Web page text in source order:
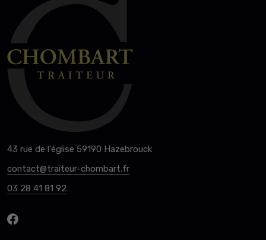
43 rue de l'église 59190 Hazebrouck
contact@traiteur-chombart.fr
03 28 41 81 92